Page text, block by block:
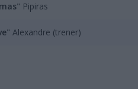
" Pipiras
" Alexandre (trener)